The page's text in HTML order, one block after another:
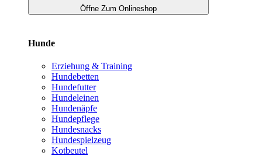
Öffne Zum Onlineshop
Hunde
Erziehung & Training
Hundebetten
Hundefutter
Hundeleinen
Hundenäpfe
Hundepflege
Hundesnacks
Hundespielzeug
Kotbeutel